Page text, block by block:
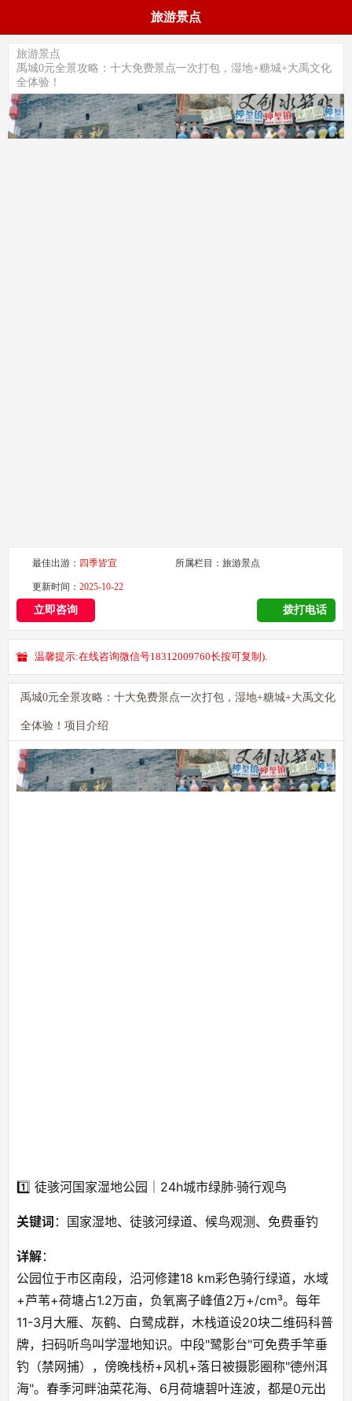
旅游景点
旅游景点
禹城0元全景攻略：十大免费景点一次打包，湿地+糖城+大禹文化
全体验！
最佳出游： 四季皆宜 所属栏目：旅游景点
更新时间： 2025-10-22
立即咨询 拨打电话
温馨提示:在线咨询微信号18312009760长按可复制).
禹城0元全景攻略：十大免费景点一次打包，湿地+糖城+大禹文化
全体验！项目介绍
1️⃣ 徒骇河国家湿地公园｜24h城市绿肺·骑行观鸟
关键词 ：国家湿地、徒骇河绿道、候鸟观测、免费垂钓
详解：
公园位于市区南段，沿河修建18 km彩色骑行绿道，水域
+芦苇+荷塘占1.2万亩，负氧离子峰值2万+/cm³。每年
11-3月大雁、灰鹤、白鹭成群，木栈道设20块二维码科普
牌，扫码听鸟叫学湿地知识。中段"鹭影台"可免费手竿垂
钓（禁网捕），傍晚栈桥+风机+落日被摄影圈称"德州洱
海"。春季河畔油菜花海、6月荷塘碧叶连波，都是0元出